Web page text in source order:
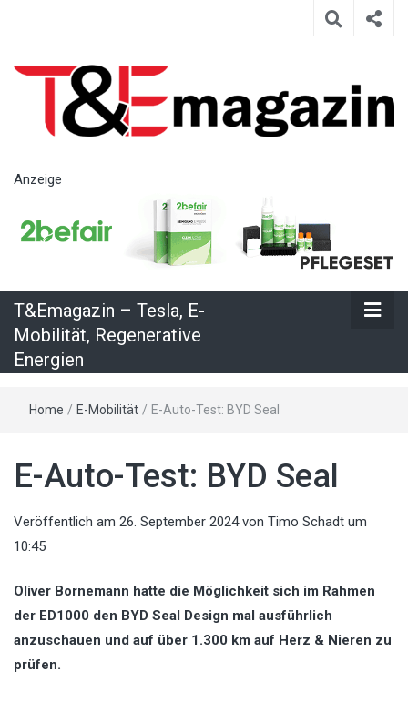
– Tesla, E-
Mobilität,
Regenerative
Energien
Anzeige
T&Emagazin – Tesla, E-
Mobilität, Regenerative
Energien
Home / E-Mobilität / E-Auto-Test: BYD Seal
E-Auto-Test: BYD Seal
Veröffentlich am 26. September 2024von Timo Schadt um
10:45
Oliver Bornemann hatte die Möglichkeit sich im Rahmen
der ED1000 den BYD Seal Design mal ausführlich
anzuschauen und auf über 1.300 km auf Herz & Nieren zu
prüfen.